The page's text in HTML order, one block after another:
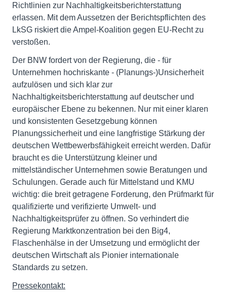
Richtlinien zur Nachhaltigkeitsberichterstattung
erlassen. Mit dem Aussetzen der Berichtspflichten des
LkSG riskiert die Ampel-Koalition gegen EU-Recht zu
verstoßen.
Der BNW fordert von der Regierung, die - für
Unternehmen hochriskante - (Planungs-)Unsicherheit
aufzulösen und sich klar zur
Nachhaltigkeitsberichterstattung auf deutscher und
europäischer Ebene zu bekennen. Nur mit einer klaren
und konsistenten Gesetzgebung können
Planungssicherheit und eine langfristige Stärkung der
deutschen Wettbewerbsfähigkeit erreicht werden. Dafür
braucht es die Unterstützung kleiner und
mittelständischer Unternehmen sowie Beratungen und
Schulungen. Gerade auch für Mittelstand und KMU
wichtig: die breit getragene Forderung, den Prüfmarkt für
qualifizierte und verifizierte Umwelt- und
Nachhaltigkeitsprüfer zu öffnen. So verhindert die
Regierung Marktkonzentration bei den Big4,
Flaschenhälse in der Umsetzung und ermöglicht der
deutschen Wirtschaft als Pionier internationale
Standards zu setzen.
Pressekontakt: